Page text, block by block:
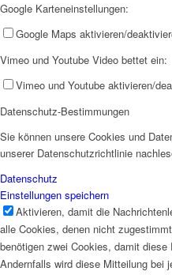
Unser Konzept
Google Karteneinstellungen:
Google Maps aktivieren/
Vimeo und Youtube Video bettet ein:
Vimeo und Youtube aktivieren/
Datenschutz-Bestimmungen
Sie können unsere Cookies und
unserer Datenschutzrichtlinie
Datenschutz
Einstellungen speichern
Aktivieren, damit die
alle Cookies, denen nicht
benötigen zwei Cookies, damit
Andernfalls wird diese Mitteilung bei